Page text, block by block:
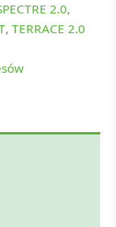
2.0,
, TERRACE 2.0